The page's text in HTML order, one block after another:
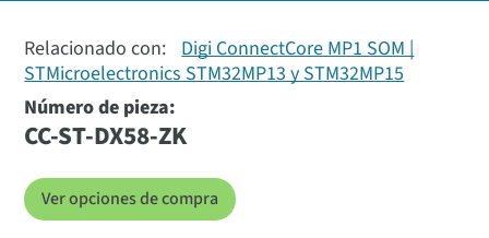
Relacionado con: Digi ConnectCore MP1 SOM |
STMicroelectronics STM32MP13 y STM32MP15
Número de pieza:
CC-ST-DX58-ZK
Ver opciones de compra